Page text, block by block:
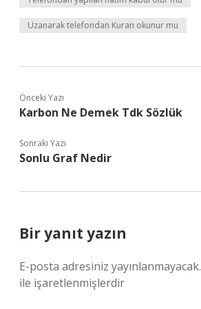
Uzanarak telefondan Kuran okunur mu
Önceki Yazı
Karbon Ne Demek Tdk Sözlük
Sonraki Yazı
Sonlu Graf Nedir
Bir yanıt yazın
E-posta adresiniz yayınlanmayacak.
ile işaretlenmişlerdir